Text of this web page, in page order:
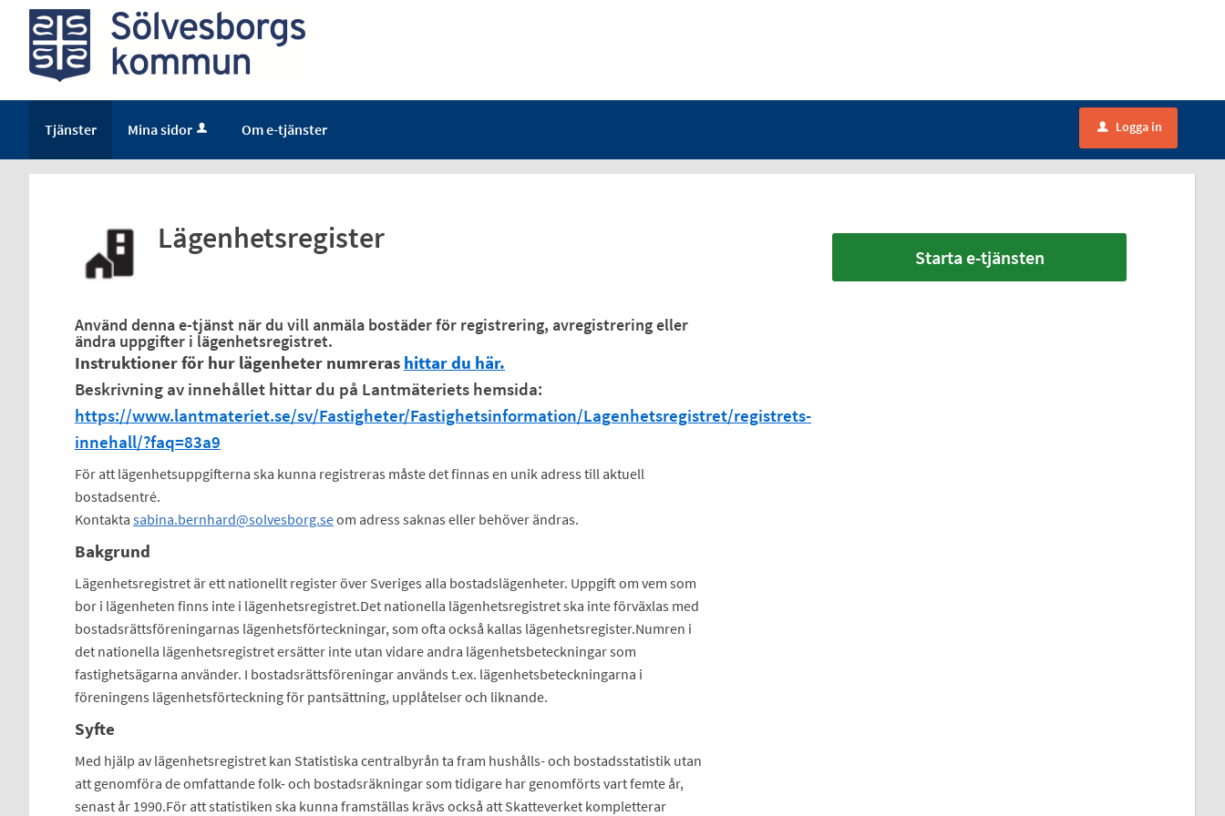
Tjänster Mina sidor Om e-tjänster u Logga in
Lägenhetsregister
Använd denna e-tjänst när du vill anmäla bostäder för registrering, avregistrering eller
ändra uppgifter i lägenhetsregistret.
Instruktioner för hur lägenheter numreras hittar du här.
Beskrivning av innehållet hittar du på Lantmäteriets hemsida:
https://www.lantmateriet.se/sv/Fastigheter/Fastighetsinformation/Lagenhetsregistret/registrets-
innehall/?faq=83a9
För att lägenhetsuppgifterna ska kunna registreras måste det finnas en unik adress till aktuell
bostadsentré.
Kontakta sabina.bernhard@solvesborg.seom adress saknas eller behöver ändras.
Bakgrund
Lägenhetsregistret är ett nationellt register över Sveriges alla bostadslägenheter. Uppgift om vem som
bor i lägenheten finns inte i lägenhetsregistret.Det nationella lägenhetsregistret ska inte förväxlas med
bostadsrättsföreningarnas lägenhetsförteckningar, som ofta också kallas lägenhetsregister.Numren i
det nationella lägenhetsregistret ersätter inte utan vidare andra lägenhetsbeteckningar som
fastighetsägarna använder. I bostadsrättsföreningar används t.ex. lägenhetsbeteckningarna i
föreningens lägenhetsförteckning för pantsättning, upplåtelser och liknande.
Syfte
Med hjälp av lägenhetsregistret kan Statistiska centralbyrån ta fram hushålls- och bostadsstatistik utan
att genomföra de omfattande folk- och bostadsräkningar som tidigare har genomförts vart femte år,
senast år 1990.För att statistiken ska kunna framställas krävs också att Skatteverket kompletterar
Starta e-tjänsten